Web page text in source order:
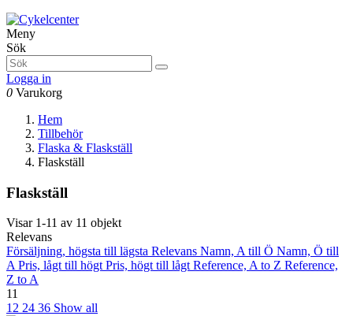
Meny
Sök
Logga in
0 Varukorg
Hem
Tillbehör
Flaska & Flaskställ
Flaskställ
Flaskställ
Visar 1-11 av 11 objekt
Relevans
Försäljning, högsta till lägsta Relevans Namn, A till Ö Namn, Ö till
APris, lågt till högtPris, högt till lågtReference, A to Z Reference,
Z to A
11
12 24 36 Show all